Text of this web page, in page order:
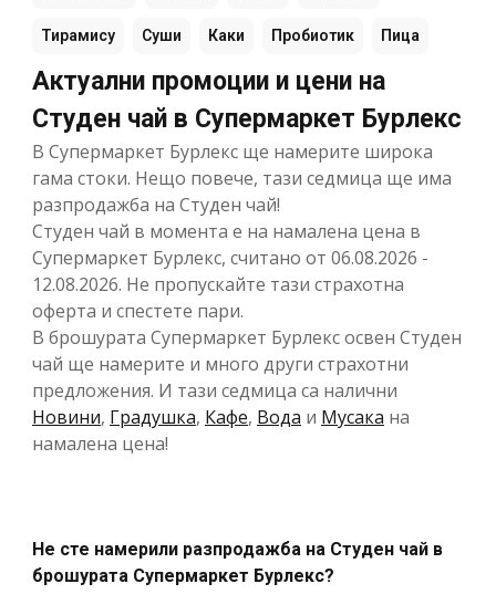
Тирамису Суши Каки Пробиотик Пица
Актуални промоции и цени на
Студен чай в Супермаркет Бурлекс
В Супермаркет Бурлекс ще намерите широка
гама стоки. Нещо повече, тази седмица ще има
разпродажба на Студен чай!
Студен чай в момента е на намалена цена в
Супермаркет Бурлекс, считано от 06.08.2026 -
12.08.2026. Не пропускайте тази страхотна
оферта и спестете пари.
В брошурата Супермаркет Бурлекс освен Студен
чай ще намерите и много други страхотни
предложения. И тази седмица са налични
Новини, Градушка, Кафе, Вода и Мусака на
намалена цена!
Не сте намерили разпродажба на Студен чай в
брошурата Супермаркет Бурлекс?